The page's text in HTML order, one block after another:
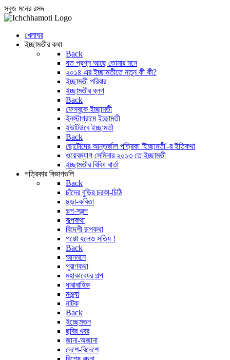
সবুজ মনের রসদ
খেলাঘর
ইচ্ছামতীর কথা
Back
যত প্রশ্ন আছে তোমার মনে
২০১৪ এর ইচ্ছামতীতে নতুন কী কী?
ইচ্ছামতী পরিবার
ইচ্ছামতীর ব্লগ
Back
ফেসবুকে ইচ্ছামতী
ইন্‌স্টাগ্রামে ইচ্ছামতী
ইউটিউবে ইচ্ছামতী
Back
ছোটোদের আন্তর্জাল পত্রিকা 'ইচ্ছামতী'-র ইতিকথা
ওয়েবম্যাগ সেমিনার ২০১৩ তে ইচ্ছামতী
ইচ্ছামতীর বিবিধ বার্তা
পত্রিকার বিভাগগুলি
Back
চাঁদের বুড়ির চরকা-চিঠি
ছড়া-কবিতা
গল্প-স্বল্প
রূপকথা
বিদেশী রূপকথা
গপ্পো হলেও সত্যি !
Back
আনমনে
পুরাণকথা
মহাকাব্যের গল্প
ধারাবাহিক
মঞ্জুষা
নাটক
Back
ইচ্ছেমতন
ছবির খবর
জানা-অজানা
দেশে-বিদেশে